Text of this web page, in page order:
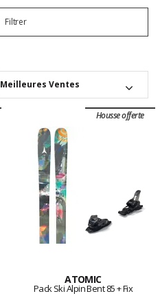
Filtrer
Meilleures Ventes
Housse offerte
ATOMIC
Pack Ski Alpin Bent 85 + Fix